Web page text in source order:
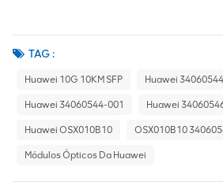
TAG :
Huawei 10G 10KM SFP Huawei 34060544
Huawei 34060544-001 Huawei
Huawei OSX010B10 OSX010B10
Módulos Ópticos Da Huawei